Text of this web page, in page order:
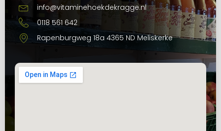
info@vitaminehoekdekragge.nl
0118 561 642
Rapenburgweg 18a 4365 ND Meliskerke